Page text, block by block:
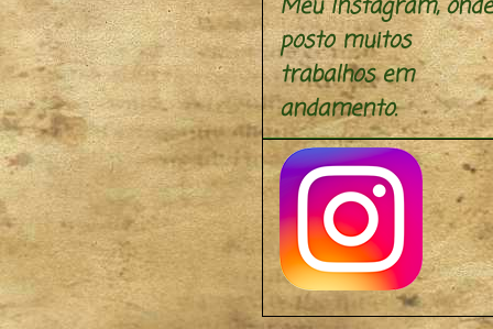
Meu Instagram, onde
posto muitos
trabalhos em
andamento.